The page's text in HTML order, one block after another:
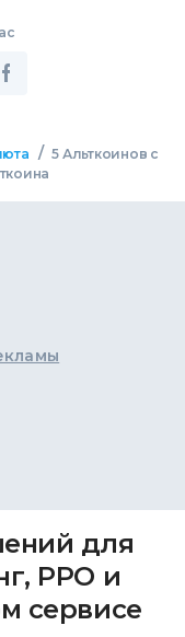
/ 5 Альткоинов с
для
РРО и
сервисе